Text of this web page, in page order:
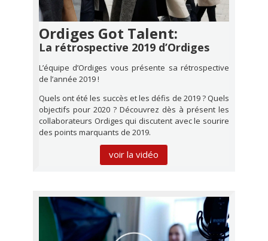
Ordiges Got Talent:
La rétrospective 2019 d’Ordiges
L’équipe d’Ordiges vous présente sa rétrospective
de l’année 2019 !
Quels ont été les succès et les défis de 2019 ? Quels
objectifs pour 2020 ? Découvrez dès à présent les
collaborateurs Ordiges qui discutent avec le sourire
des points marquants de 2019.
voir la vidéo